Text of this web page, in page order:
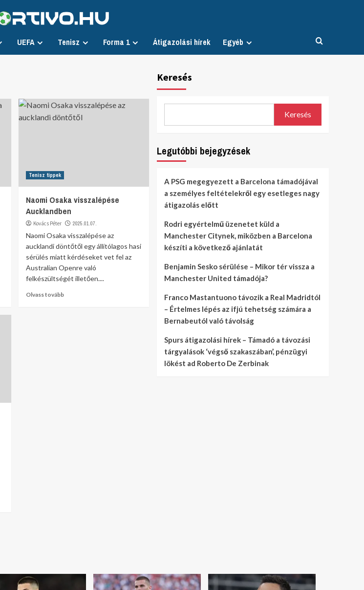
UEFA Tenisz Forma 1 Átigazolási hírek Egyéb
Tenisz tippek
Naomi Osaka visszalépése
Aucklandben
Kovács Péter 2025.01.07.
Naomi Osaka visszalépése az
aucklandi döntőtől egy állítólagos hasi
sérülés miatt kérdéseket vet fel az
Australian Openre való
felkészültségét illetően....
Olvass tovább
Keresés
Keresés
Legutóbbi bejegyzések
A PSG megegyezett a Barcelona támadójával
a személyes feltételekről egy esetleges nagy
átigazolás előtt
Rodri egyértelmű üzenetet küld a
Manchester Citynek, miközben a Barcelona
készíti a következő ajánlatát
Benjamin Sesko sérülése – Mikor tér vissza a
Manchester United támadója?
Franco Mastantuono távozik a Real Madridtól
– Értelmes lépés az ifjú tehetség számára a
Bernabeutól való távolság
Spurs átigazolási hírek – Támadó a távozási
tárgyalások ‘végső szakaszában’, pénzügyi
lökést ad Roberto De Zerbinak